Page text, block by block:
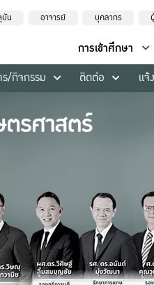
น อาจารย์ บุคลากร
การเข้าศึกษา
ร/กิจกรรม ติดต่อ แจ้